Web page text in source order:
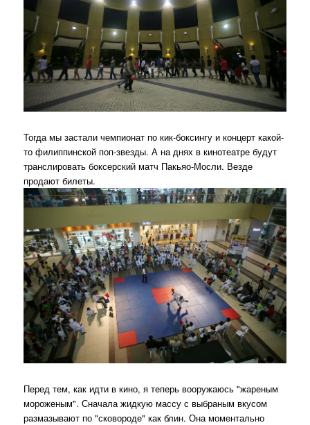
Тогда мы застали чемпионат по кик-боксингу и концерт какой-
то филиппинской поп-звезды. А на днях в кинотеатре будут
транслировать боксерский матч Пакьяо-Мосли. Везде
продают билеты.
Перед тем, как идти в кино, я теперь вооружаюсь "жареным
мороженым". Сначала жидкую массу с выбраным вкусом
размазывают по "сковороде" как блин. Она моментально